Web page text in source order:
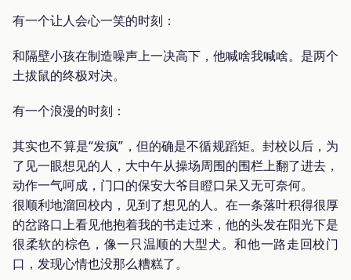
有一个让人会心一笑的时刻：
和隔壁小孩在制造噪声上一决高下，他喊啥我喊啥。是两个
土拔鼠的终极对决。
有一个浪漫的时刻：
其实也不算是“发疯”，但的确是不循规蹈矩。封校以后，为
了见一眼想见的人，大中午从操场周围的围栏上翻了进去，
动作一气呵成，门口的保安大爷目瞪口呆又无可奈何。
很顺利地溜回校内，见到了想见的人。在一条落叶积得很厚
的岔路口上看见他抱着我的书走过来，他的头发在阳光下是
很柔软的棕色，像一只温顺的大型犬。和他一路走回校门
口，发现心情也没那么糟糕了。